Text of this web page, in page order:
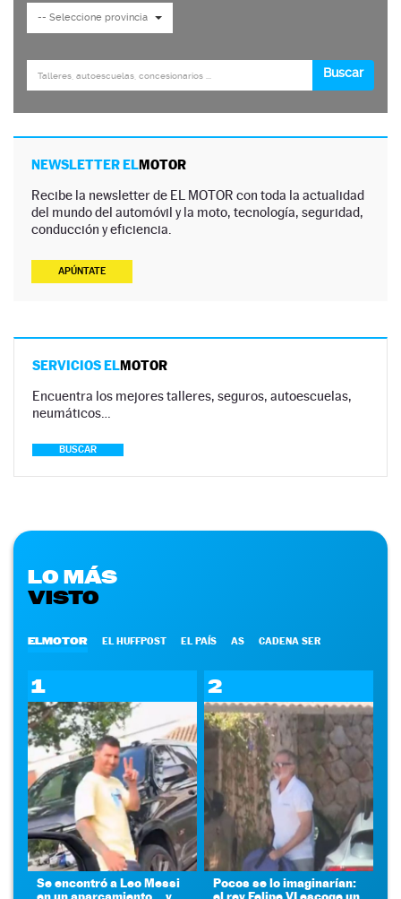
NEWSLETTER ELMOTOR
Recibe la newsletter de EL MOTOR con toda la actualidad
del mundo del automóvil y la moto, tecnología, seguridad,
conducción y eficiencia.
APÚNTATE
SERVICIOS ELMOTOR
Encuentra los mejores talleres, seguros, autoescuelas,
neumáticos…
BUSCAR
LO MÁS
VISTO
ELMOTOR EL HUFFPOST EL PAÍS AS CADENA SER
1
Se encontró a Leo Messi
en un aparcamiento... y
2
Pocos se lo imaginarían:
el rey Felipe VI escoge un